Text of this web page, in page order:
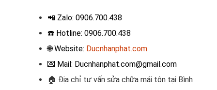
📲 Zalo: 0906.700.438
☎️ Hotline: 0906.700.438
🌐 Website: Ducnhanphat.com
💌 Mail: Ducnhanphat.com@gmail.com
🏠 Địa chỉ tư vấn sửa chữa mái tôn tại Bình